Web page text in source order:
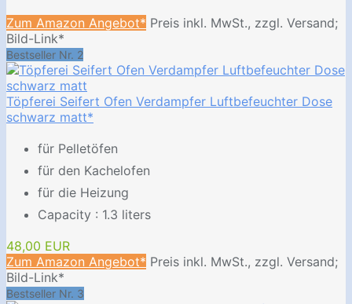
Zum Amazon Angebot* Preis inkl. MwSt., zzgl. Versand;
Bild-Link*
Bestseller Nr. 2
Töpferei Seifert Ofen Verdampfer Luftbefeuchter Dose
schwarz matt*
für Pelletöfen
für den Kachelofen
für die Heizung
Capacity : 1.3 liters
48,00 EUR
Zum Amazon Angebot* Preis inkl. MwSt., zzgl. Versand;
Bild-Link*
Bestseller Nr. 3